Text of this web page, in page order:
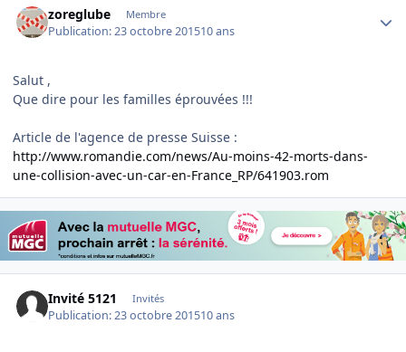
zoreglube Membre
Publication:23 octobre 201510 ans
Salut ,
Que dire pour les familles éprouvées !!!
Article de l'agence de presse Suisse :
http://www.romandie.com/news/Au-moins-42-morts-dans-
une-collision-avec-un-car-en-France_RP/641903.rom
Invité 5121 Invités
Publication:23 octobre 201510 ans